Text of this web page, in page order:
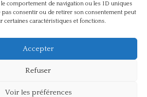
comportement de navigation ou les ID uniques
pas consentir ou de retirer son consentement peut
certaines caractéristiques et fonctions.
Accepter
Refuser
Voir les préférences